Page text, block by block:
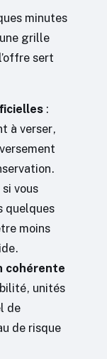
minutes
grille
sert
:
à verser,
si vous
quelques
moins
cohérente
unités
de
de risque